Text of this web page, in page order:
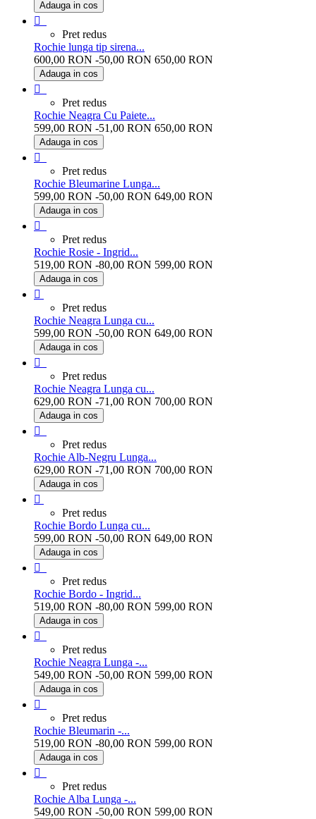
Adauga in cos
bleu

Pret redus
Rochie lunga tip sirena...
600,00 RON -50,00 RON 650,00 RON
Adauga in cos
negru

Pret redus
Rochie Neagra Cu Paiete...
599,00 RON -51,00 RON 650,00 RON
Adauga in cos
negru

Pret redus
Rochie Bleumarine Lunga...
599,00 RON -50,00 RON 649,00 RON
Adauga in cos
bleumarine

Pret redus
Rochie Rosie - Ingrid...
519,00 RON -80,00 RON 599,00 RON
Adauga in cos
Rosu
rosu

Pret redus
Rochie Neagra Lunga cu...
599,00 RON -50,00 RON 649,00 RON
Adauga in cos
negru

Pret redus
Rochie Neagra Lunga cu...
629,00 RON -71,00 RON 700,00 RON
Adauga in cos
negru

Pret redus
Rochie Alb-Negru Lunga...
629,00 RON -71,00 RON 700,00 RON
Adauga in cos
Negru+Alb

Pret redus
Rochie Bordo Lunga cu...
599,00 RON -50,00 RON 649,00 RON
Adauga in cos
bordo

Pret redus
Rochie Bordo - Ingrid...
519,00 RON -80,00 RON 599,00 RON
Adauga in cos
bordo

Pret redus
Rochie Neagra Lunga -...
549,00 RON -50,00 RON 599,00 RON
Adauga in cos
negru

Pret redus
Rochie Bleumarin -...
519,00 RON -80,00 RON 599,00 RON
Adauga in cos
bleumarine

Pret redus
Rochie Alba Lunga -...
549,00 RON -50,00 RON 599,00 RON